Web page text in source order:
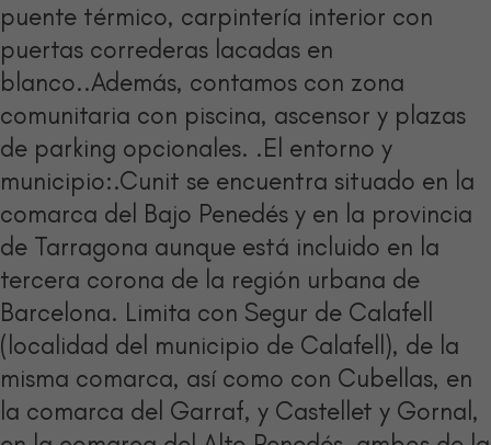
puente térmico, carpintería interior con
puertas correderas lacadas en
blanco..Además, contamos con zona
comunitaria con piscina, ascensor y plazas
de parking opcionales. .El entorno y
municipio:.Cunit se encuentra situado en la
comarca del Bajo Penedés y en la provincia
de Tarragona aunque está incluido en la
tercera corona de la región urbana de
Barcelona. Limita con Segur de Calafell
(localidad del municipio de Calafell), de la
misma comarca, así como con Cubellas, en
la comarca del Garraf, y Castellet y Gornal,